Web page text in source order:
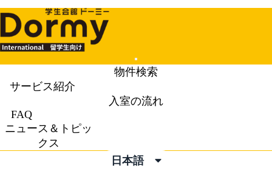
Mobile
Menu
物件検索
サービス紹介
入室の流れ
FAQ
ニュース＆トピッ
クス
日本語